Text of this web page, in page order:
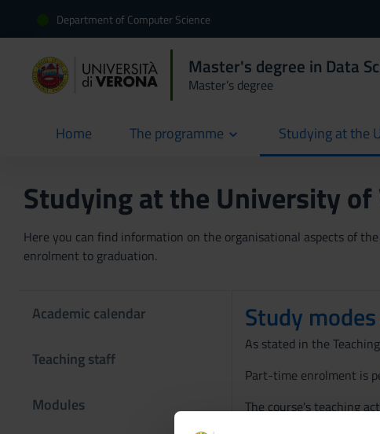
Department of Computer Science
Master's degree in Data
Master’s degree
Home
current The programme Studying at the
Studying at the University of
Here you can find information on the organisational aspects of
enrolment to graduation.
Academic calendar
Teaching staff
Modules
Study
As stated in the
Part-time enrolment is
The course's teaching